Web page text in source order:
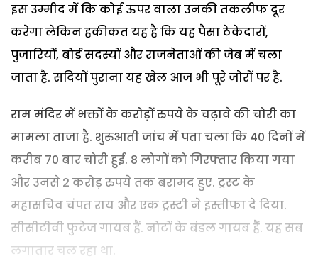
इस उम्मीद में कि कोई ऊपर वाला उनकी तकलीफ दूर
करेगा लेकिन हकीकत यह है कि यह पैसा ठेकेदारों,
पुजारियों, बोर्ड सदस्यों और राजनेताओं की जेब में चला
जाता है. सदियों पुराना यह खेल आज भी पूरे जोरों पर है.
राम मंदिर में भक्तों के करोड़ों रुपये के चढ़ावे की चोरी का
मामला ताजा है. शुरुआती जांच में पता चला कि 40 दिनों में
करीब 70 बार चोरी हुई. 8 लोगों को गिरफ्तार किया गया
और उनसे 2 करोड़ रुपये तक बरामद हुए. ट्रस्ट के
महासचिव चंपत राय और एक ट्रस्टी ने इस्तीफा दे दिया.
सीसीटीवी फुटेज गायब हैं. नोटों के बंडल गायब हैं. यह सब
लगातार चल रहा था.